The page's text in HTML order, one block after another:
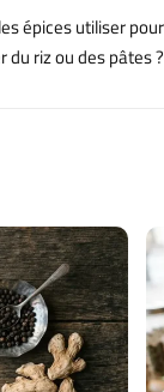
épices utiliser pour
du riz ou des pâtes ?